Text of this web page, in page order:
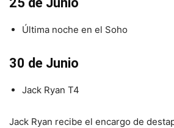
Última noche en el Soho
30 de Junio
Jack Ryan T4
Jack Ryan recibe el encargo de